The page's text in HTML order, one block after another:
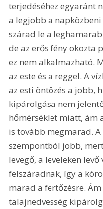
terjedéséhez egyaránt
a legjobb a napközbeni
szárad le a
de az erős fény okozta
ez nem alkalmazható.
az este és a reggel. A
az esti öntözés a jobb,
kipárolgása nem
hőmérséklet miatt, ám
is tovább megmarad.
szempontból jobb,
levegő, a leveleken
felszáradnak, így a
marad a fertőzésre.
talajnedvesség